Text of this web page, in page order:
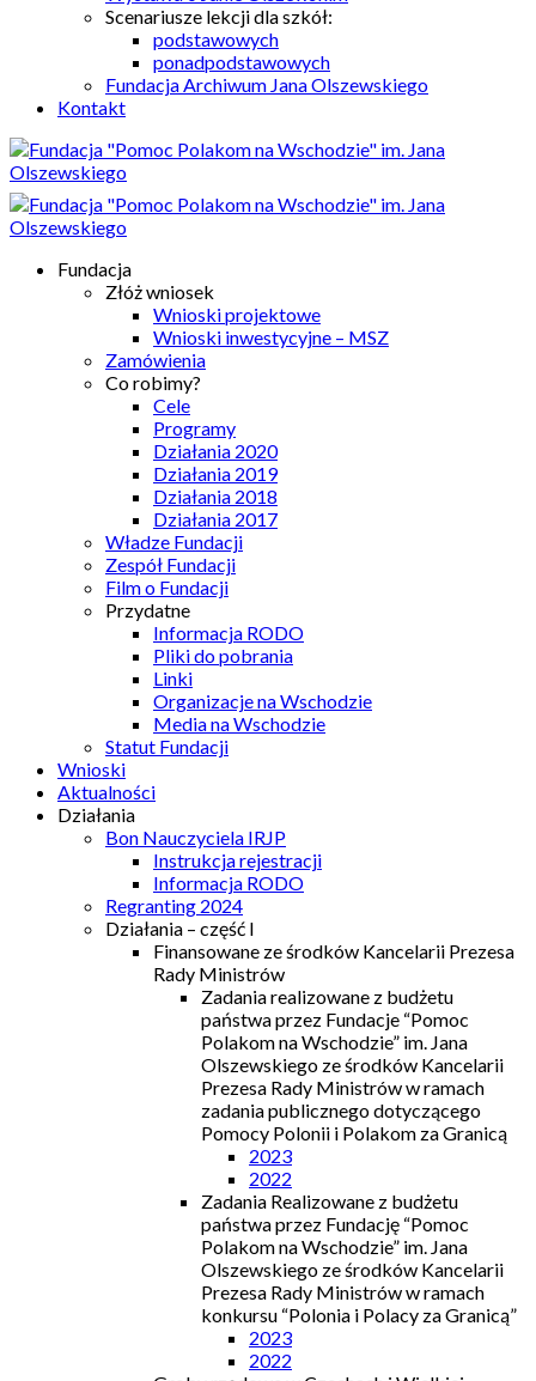
Scenariusze lekcji dla szkół:
podstawowych
ponadpodstawowych
Fundacja Archiwum Jana Olszewskiego
Kontakt
Fundacja
Złóż wniosek
Wnioski projektowe
Wnioski inwestycyjne – MSZ
Zamówienia
Co robimy?
Cele
Programy
Działania 2020
Działania 2019
Działania 2018
Działania 2017
Władze Fundacji
Zespół Fundacji
Film o Fundacji
Przydatne
Informacja RODO
Pliki do pobrania
Linki
Organizacje na Wschodzie
Media na Wschodzie
Statut Fundacji
Wnioski
Aktualności
Działania
Bon Nauczyciela IRJP
Instrukcja rejestracji
Informacja RODO
Regranting 2024
Działania – część I
Finansowane ze środków Kancelarii Prezesa
Rady Ministrów
Zadania realizowane z budżetu
państwa przez Fundacje “Pomoc
Polakom na Wschodzie” im. Jana
Olszewskiego ze środków Kancelarii
Prezesa Rady Ministrów w ramach
zadania publicznego dotyczącego
Pomocy Polonii i Polakom za Granicą
2023
2022
Zadania Realizowane z budżetu
państwa przez Fundację “Pomoc
Polakom na Wschodzie” im. Jana
Olszewskiego ze środków Kancelarii
Prezesa Rady Ministrów w ramach
konkursu “Polonia i Polacy za Granicą”
2023
2022